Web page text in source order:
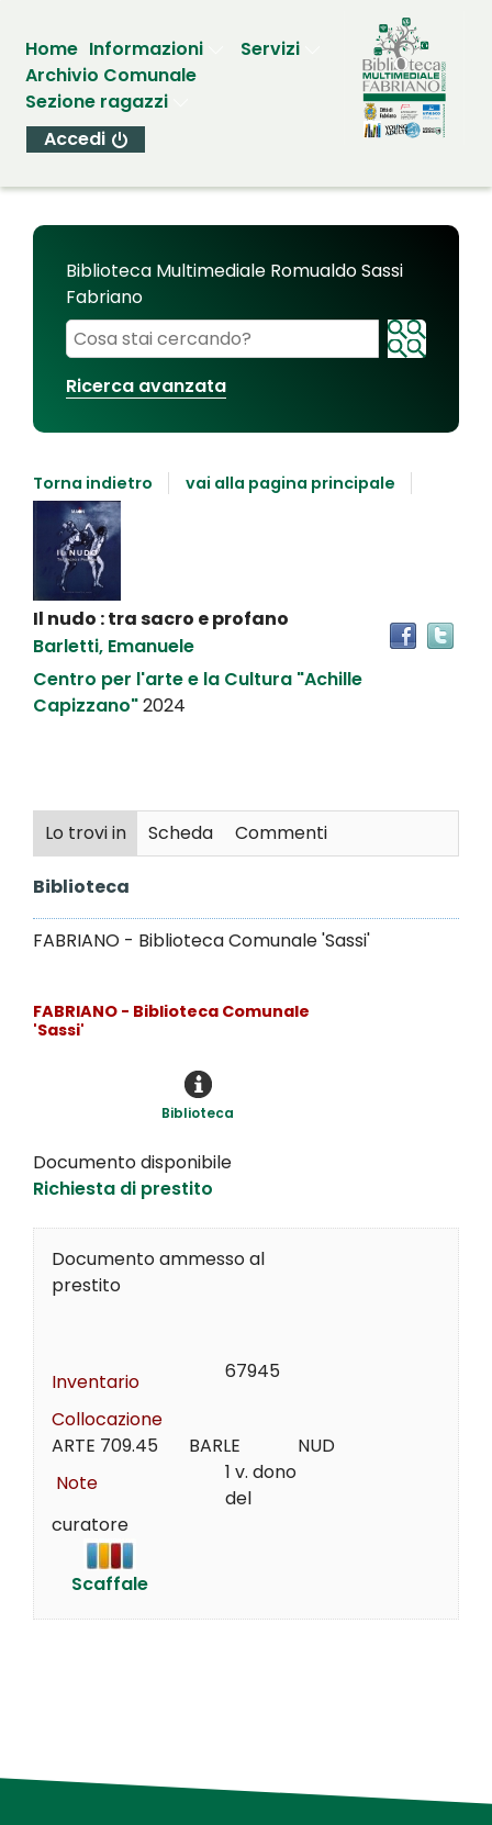
Home Informazioni
Servizi
Archivio Comunale
Sezione ragazzi
Accedi
Biblioteca Multimediale Romualdo Sassi
Fabriano
Cerca su "Biblioteca Multimediale Romualdo
Ricerca avanzata
Torna indietro vai alla pagina principale
Dettaglio
del
documento
Il nudo : tra sacro e profano
Barletti, Emanuele
Centro per l'arte e la Cultura "Achille
Capizzano"2024
Lo trovi in Scheda Commenti
Biblioteca
FABRIANO - Biblioteca Comunale 'Sassi'
FABRIANO - Biblioteca Comunale
'Sassi'
Biblioteca
Documento disponibile
Richiesta di prestito
Documento ammesso al
prestito
Inventario
67945
Collocazione
ARTE 709.45       BARLE             NUD
Note
1 v. dono
del
curatore
Scaffale